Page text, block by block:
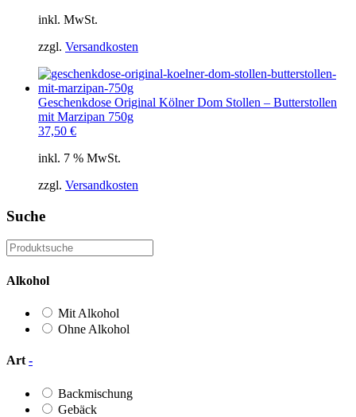
inkl. MwSt.
zzgl. Versandkosten
Geschenkdose Original Kölner Dom Stollen – Butterstollen
mit Marzipan 750g
37,50 €
inkl. 7 % MwSt.
zzgl. Versandkosten
Suche
Alkohol
Mit Alkohol
Ohne Alkohol
Art -
Backmischung
Gebäck